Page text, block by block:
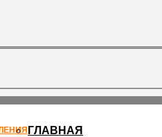
ГЛАВНАЯ